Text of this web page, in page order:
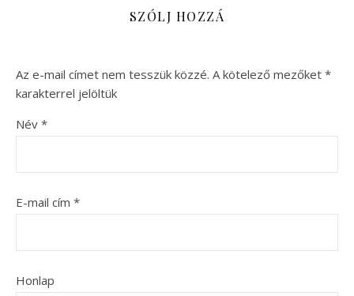
SZÓLJ HOZZÁ
Az e-mail címet nem tesszük közzé. A kötelező mezőket *
karakterrel jelöltük
Név *
E-mail cím *
Honlap